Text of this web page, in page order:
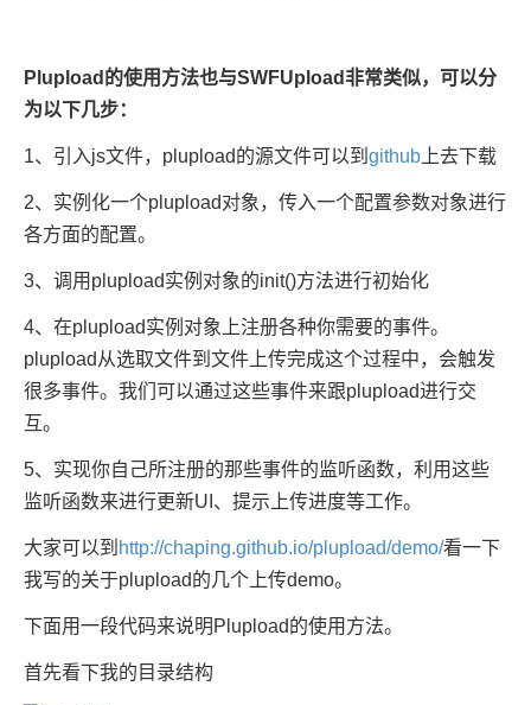
Plupload的使用方法也与SWFUpload非常类似，可以分
为以下几步：
1、引入js文件，plupload的源文件可以到 github 上去下载
2、实例化一个plupload对象，传入一个配置参数对象进行
各方面的配置。
3、调用plupload实例对象的init()方法进行初始化
4、在plupload实例对象上注册各种你需要的事件。
plupload从选取文件到文件上传完成这个过程中，会触发
很多事件。我们可以通过这些事件来跟plupload进行交
互。
5、实现你自己所注册的那些事件的监听函数，利用这些
监听函数来进行更新UI、提示上传进度等工作。
大家可以到 http://chaping.github.io/plupload/demo/看一下
我写的关于plupload的几个上传demo。
下面用一段代码来说明Plupload的使用方法。
首先看下我的目录结构